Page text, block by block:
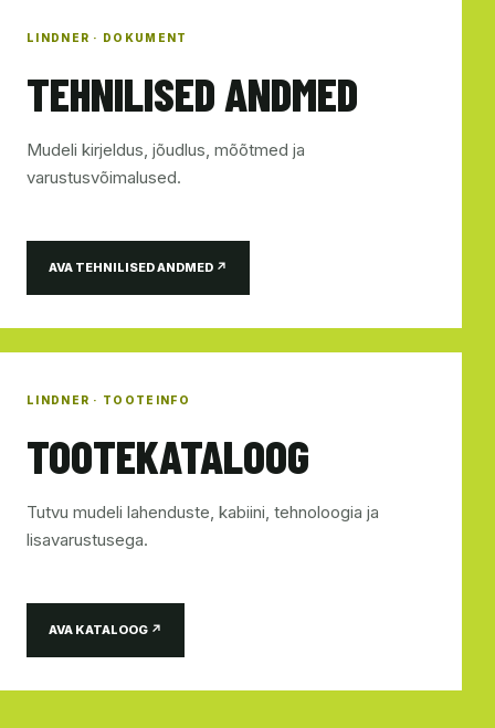
LINDNER · DOKUMENT
TEHNILISED ANDMED
Mudeli kirjeldus, jõudlus, mõõtmed ja
varustusvõimalused.
AVA TEHNILISED ANDMED ↗
LINDNER · TOOTEINFO
TOOTEKATALOOG
Tutvu mudeli lahenduste, kabiini, tehnoloogia ja
lisavarustusega.
AVA KATALOOG ↗